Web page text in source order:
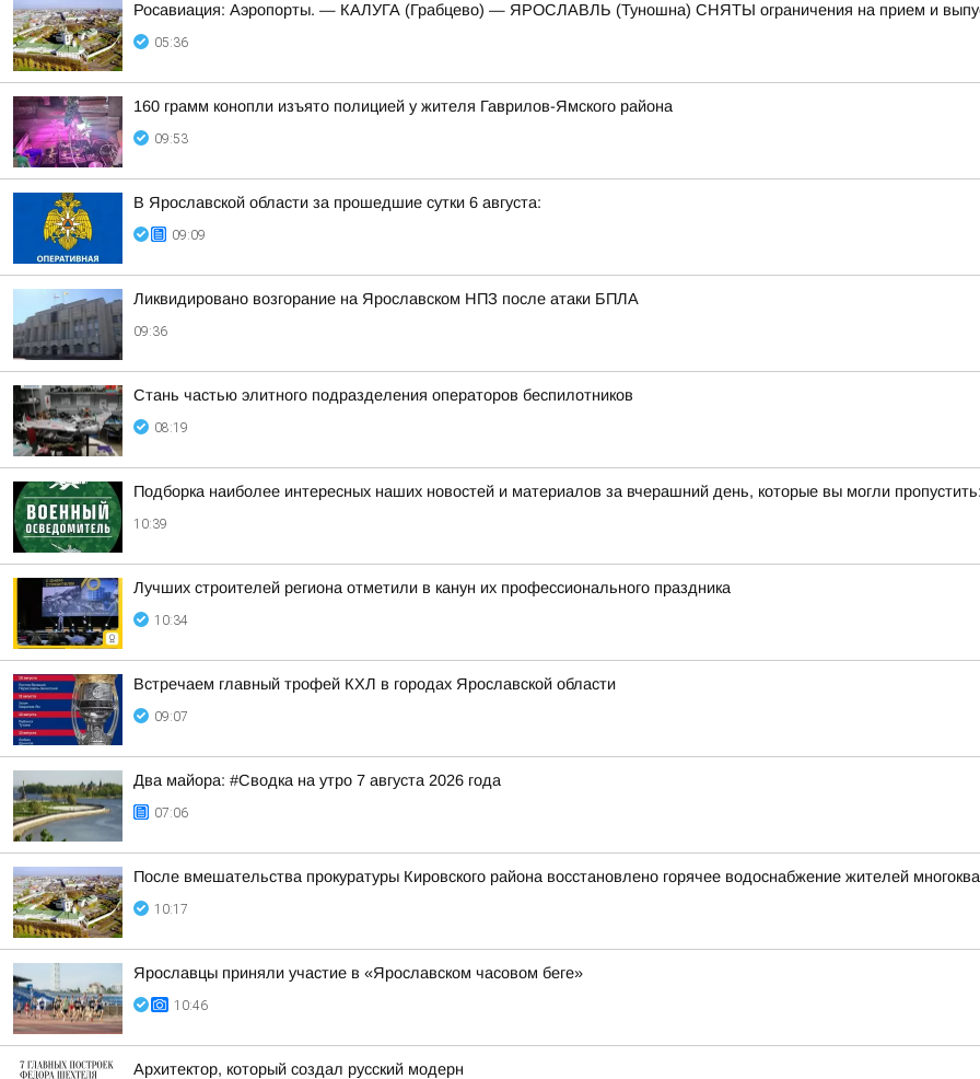
Росавиация: Аэропорты. — КАЛУГА (Грабцево) — ЯРОСЛАВЛЬ (Туношна) СНЯТЫ ограничения на прием и
05:36
160 грамм конопли изъято полицией у жителя Гаврилов-Ямского района
09:53
В Ярославской области за прошедшие сутки 6 августа:
09:09
Ликвидировано возгорание на Ярославском НПЗ после атаки БПЛА
09:36
Стань частью элитного подразделения операторов беспилотников
08:19
Подборка наиболее интересных наших новостей и материалов за вчерашний день, которые вы могли пропустить:
10:39
Лучших строителей региона отметили в канун их профессионального праздника
10:34
Встречаем главный трофей КХЛ в городах Ярославской области
09:07
Два майора: #Сводка на утро 7 августа 2026 года
07:06
После вмешательства прокуратуры Кировского района восстановлено горячее водоснабжение жителей
10:17
Ярославцы приняли участие в «Ярославском часовом беге»
10:46
Архитектор, который создал русский модерн